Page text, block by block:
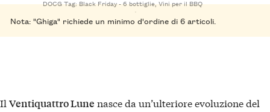
DOCGTag:Black Friday - 6 bottiglie,Vini per il BBQ
Nota: "Ghiga" richiede un minimo d'ordine di 6 articoli.
Il Ventiquattro Lune nasce da un’ulteriore evoluzione del